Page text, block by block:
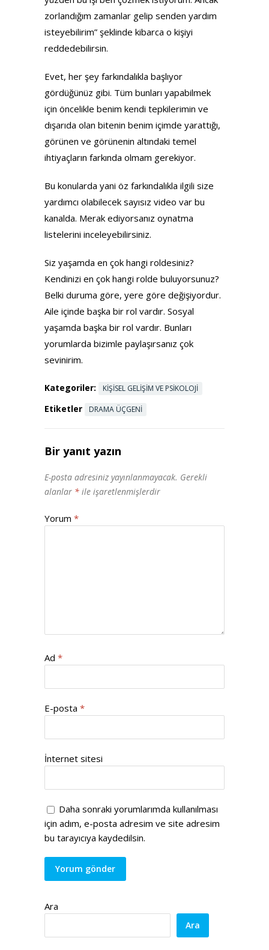
zorlandığım zamanlar gelip senden yardım
isteyebilirim” şeklinde kibarca o kişiyi
reddedebilirsin.
Evet, her şey farkındalıkla başlıyor
gördüğünüz gibi. Tüm bunları yapabilmek
için öncelikle benim kendi tepkilerimin ve
dışarıda olan bitenin benim içimde yarattığı,
görünen ve görünenin altındaki temel
ihtiyaçların farkında olmam gerekiyor.
Bu konularda yani öz farkındalıkla ilgili size
yardımcı olabilecek sayısız video var bu
kanalda. Merak ediyorsanız oynatma
listelerini inceleyebilirsiniz.
Siz yaşamda en çok hangi roldesiniz?
Kendinizi en çok hangi rolde buluyorsunuz?
Belki duruma göre, yere göre değişiyordur.
Aile içinde başka bir rol vardır. Sosyal
yaşamda başka bir rol vardır. Bunları
yorumlarda bizimle paylaşırsanız çok
sevinirim.
Kategoriler: KIŞISEL GELIŞIM VE PSIKOLOJI
Etiketler DRAMA ÜÇGENI
Bir yanıt yazın
E-posta adresiniz yayınlanmayacak. Gerekli
alanlar * ile işaretlenmişlerdir
Yorum *
Ad *
E-posta *
İnternet sitesi
Daha sonraki yorumlarımda kullanılması
için adım, e-posta adresim ve site adresim
bu tarayıcıya kaydedilsin.
Ara
Ara